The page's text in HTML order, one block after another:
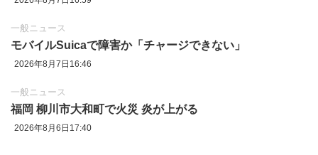
一般ニュース
モバイルSuicaで障害か「チャージできない」
2026年8月7日16:46
一般ニュース
福岡 柳川市大和町で火災 炎が上がる
2026年8月6日17:40